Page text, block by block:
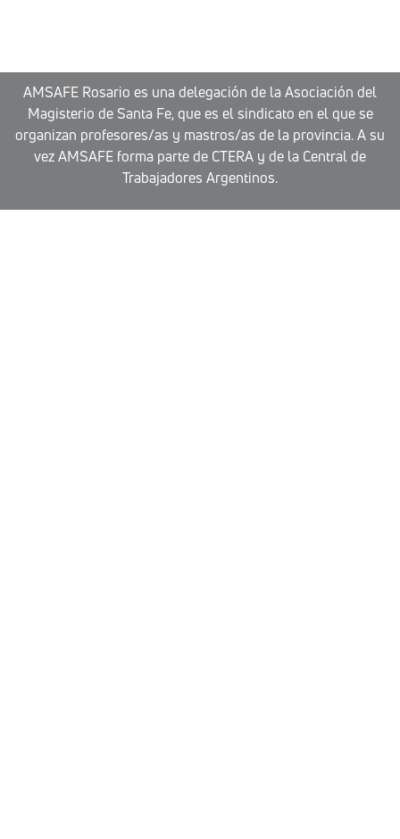
AMSAFE Rosario es una delegación de la Asociación del
Magisterio de Santa Fe, que es el sindicato en el que se
organizan profesores/as y mastros/as de la provincia. A su
vez AMSAFE forma parte de CTERA y de la Central de
Trabajadores Argentinos.